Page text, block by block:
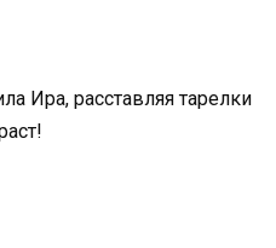
Ира, расставляя тарелки